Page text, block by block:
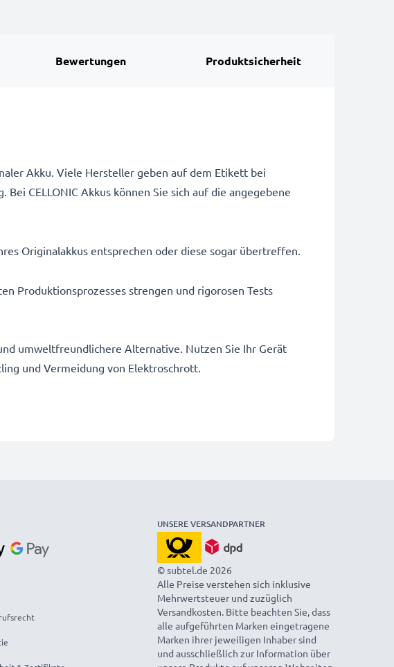
Bewertungen Produktsicherheit
Akku. Viele Hersteller geben auf dem Etikett bei
CELLONIC Akkus können Sie sich auf die angegebene
Originalakkus entsprechen oder diese sogar übertreffen.
Produktionsprozesses strengen und rigorosen Tests
umweltfreundlichere Alternative. Nutzen Sie Ihr Gerät
und Vermeidung von Elektroschrott.
UNSERE VERSANDPARTNER
© subtel.de 2026
Alle Preise verstehen sich inklusive
Mehrwertsteuer und zuzüglich
Versandkosten. Bitte beachten Sie, dass
alle aufgeführten Marken eingetragene
Marken ihrer jeweiligen Inhaber sind
und ausschließlich zur Information über